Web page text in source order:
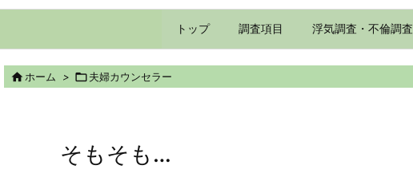
トップ 調査項目 浮気調査・不倫調査
 ホーム > 夫婦カウンセラー
そもそも…